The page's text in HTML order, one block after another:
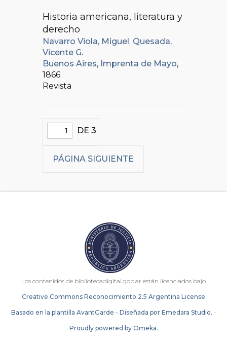
Historia americana, literatura y
derecho
Navarro Viola, Miguel ; Quesada,
Vicente G.
Buenos Aires, Imprenta de Mayo,
1866
Revista
DE 3
PÁGINA SIGUIENTE
Los contenidos de bibliotecadigital.gob.ar están licenciados bajo
Creative Commons Reconocimiento 2.5 Argentina License
Basado en la plantilla AvantGarde - Diseñada por Emedara Studio. -
Proudly powered by Omeka.